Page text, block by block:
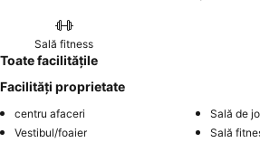
Sală fitness
Toate facilitățile
Facilități proprietate
centru afaceri
Sală de
Vestibul/foaier
Sală